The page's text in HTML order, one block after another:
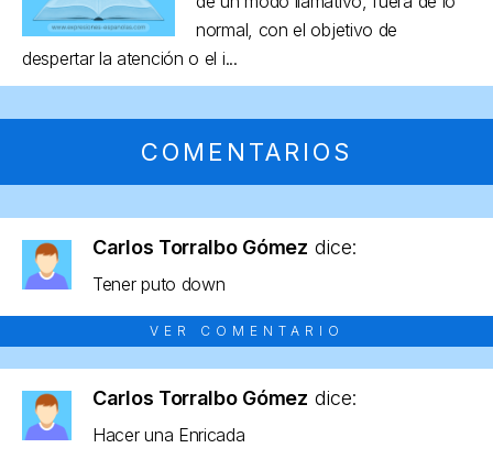
normal, con el objetivo de
despertar la atención o el i...
COMENTARIOS
Carlos Torralbo Gómez dice:
Tener puto down
VER COMENTARIO
Carlos Torralbo Gómez dice:
Hacer una Enricada